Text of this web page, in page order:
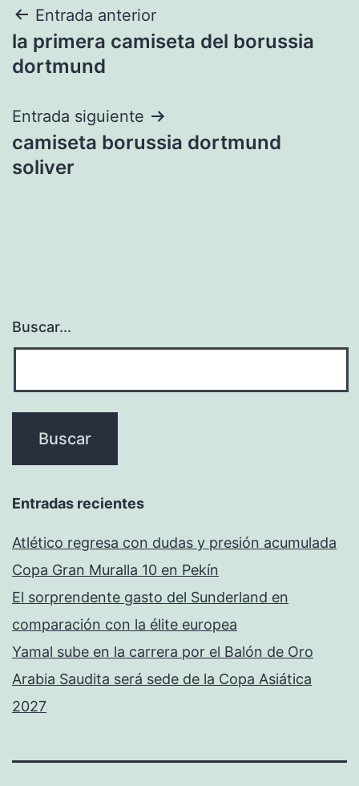
Navegación
de
Entrada anterior
la primera camiseta del borussia
dortmund
Entrada siguiente
camiseta borussia dortmund
soliver
Buscar...
Entradas recientes
Atlético regresa con dudas y presión acumulada
Copa Gran Muralla 10 en Pekín
El sorprendente gasto del Sunderland en
comparación con la élite europea
Yamal sube en la carrera por el Balón de Oro
Arabia Saudita será sede de la Copa Asiática
2027